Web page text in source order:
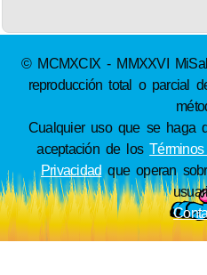
© MCMXCIX - MMXXVI
reproducción total o parcial
Cualquier uso que se haga
aceptación de los
Privacidad que operan